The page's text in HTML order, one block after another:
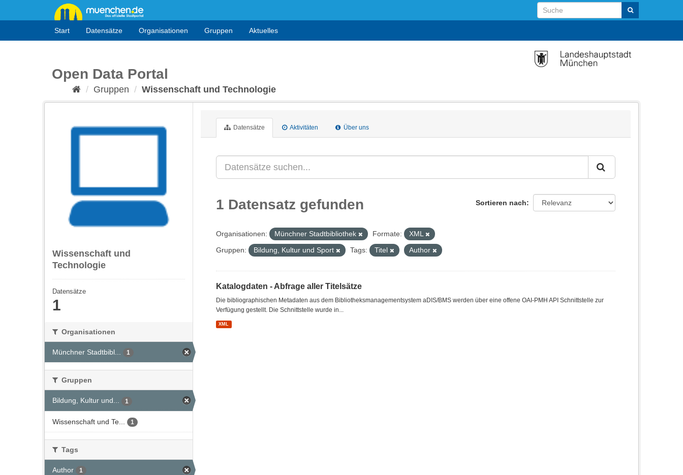
Start Datensätze Organisationen Gruppen Aktuelles
Open Data Portal
Gruppen Wissenschaft und Technologie
Wissenschaft und
Technologie
Datensätze
1
Organisationen
Münchner Stadtbibl... 1
Gruppen
Bildung, Kultur und... 1
Wissenschaft und Te... 1
Tags
Author 1
Datensätze Aktivitäten Über uns
Sortieren nach
1 Datensatz gefunden
Organisationen: Münchner Stadtbibliothek Formate:
XML
Gruppen:
Bildung, Kultur und Sport Tags: Titel Author
Katalogdaten - Abfrage aller Titelsätze
Die bibliographischen Metadaten aus dem Bibliotheksmanagementsystem aDIS/BMS werden über eine offene OAI-PMH API Schnittstelle zur
Verfügung gestellt. Die Schnittstelle wurde in...
XML